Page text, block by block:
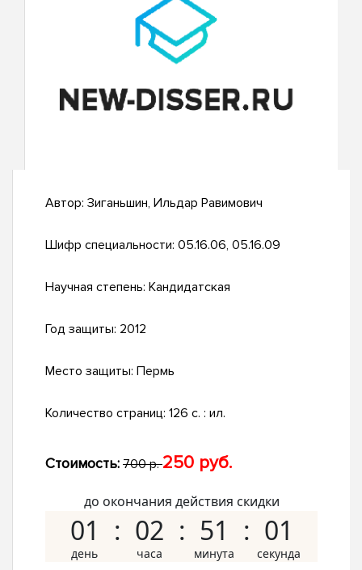
Автор: Зиганьшин, Ильдар Равимович
Шифр специальности: 05.16.06, 05.16.09
Научная степень: Кандидатская
Год защиты: 2012
Место защиты: Пермь
Количество страниц: 126 с. : ил.
Стоимость: 700 р.250 руб.
до окончания действия скидки
01 02 51 00